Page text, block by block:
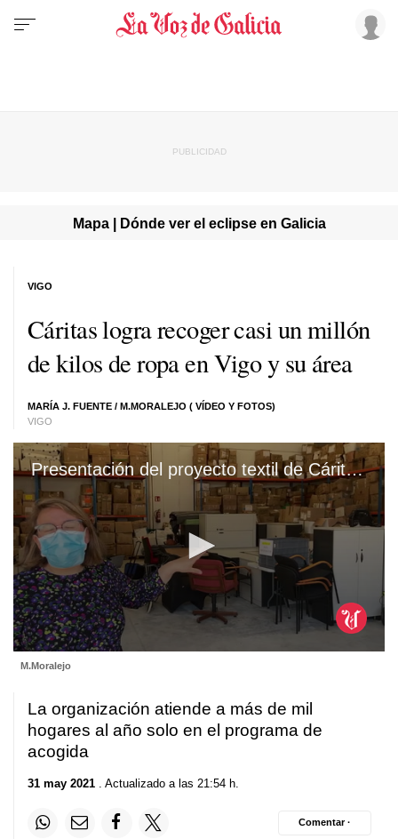
Mapa | Dónde ver el eclipse en Galicia
Cáritas logra recoger casi un millón
de kilos de ropa en Vigo y su área
MARÍA J. FUENTE / M.MORALEJO ( VÍDEO Y FOTOS)
VIGO
VIGO
Presentación del proyecto textil de Cáritas en las naves de Gandaron 107
seconds
minute,
seconds
M.Moralejo
La organización atiende a más de mil
hogares al año solo en el programa de
acogida
31 may 2021 . Actualizado a las 21:54 h.
Comentar ·